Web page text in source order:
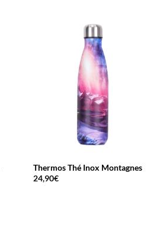
Thermos Thé Inox Montagnes
24,90€